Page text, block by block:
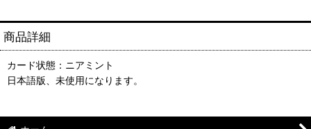
商品詳細
カード状態：ニアミント
日本語版、未使用になります。